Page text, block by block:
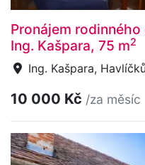
Pronájem
Ing. Kašpara, 75 m2
Ing. Kašpara,
10 000 Kč /za měsíc